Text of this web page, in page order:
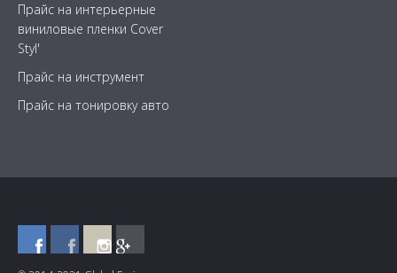
Прайс на интерьерные
виниловые пленки Cover
Styl'
Прайс на инструмент
Прайс на тонировку авто